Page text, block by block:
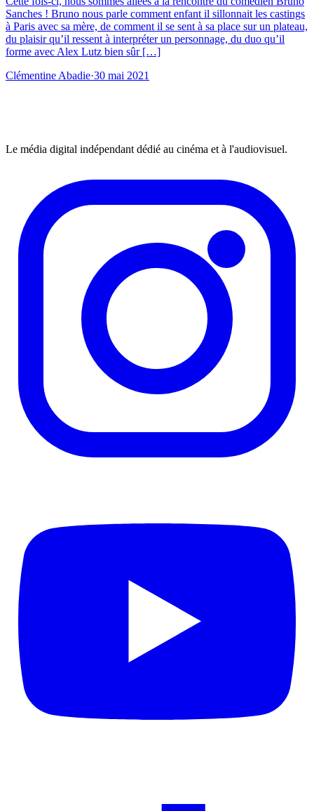
Sanches ! Bruno nous parle comment enfant il sillonnait les castings
à Paris avec sa mère, de comment il se sent à sa place sur un plateau,
du plaisir qu’il ressent à interpréter un personnage, du duo qu’il
forme avec Alex Lutz bien sûr […]
Clémentine Abadie·30 mai 2021
Le média digital indépendant dédié au cinéma et à l'audiovisuel.